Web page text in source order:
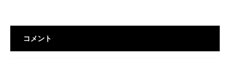
コメント